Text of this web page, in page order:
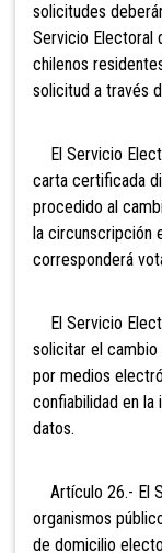
solicitudes
Servicio Electoral
chilenos
solicitud a través
El Servicio
carta certificada
procedido al
la circunscripción
corresponderá
El Servicio
solicitar el cambio
por medios
confiabilidad en la
datos.
Artículo 26.- El
organismos
de domicilio